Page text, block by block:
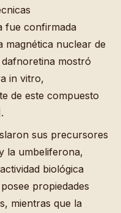
fue confirmada
magnética nuclear de
mostró
in vitro,
de este compuesto
sus precursores
la umbeliferona,
biológica
propiedades
mientras que la